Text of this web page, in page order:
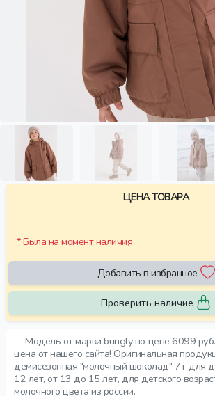
Модель от марки bungly по цене 6099
цена от нашего сайта! Оригинальная
демисезонная "молочный шоколад" 7+ для
12 лет, от 13 до 15 лет, для детского
молочного цвета из россии.
ЦЕНА ТОВАРА
* Была на момент наличия
Добавить в избранное
Проверить наличие